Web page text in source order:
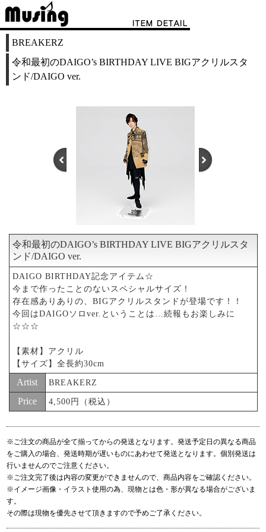
BREAKERZ
令和最初のDAIGO’s BIRTHDAY LIVE BIGアクリルスタ
ンド/DAIGO ver.
令和最初のDAIGO’s BIRTHDAY LIVE BIGアクリルスタ
ンド/DAIGO ver.
DAIGO BIRTHDAY記念アイテム☆
今まで作ったことのないスペシャルサイズ！
存在感ありありの、BIGアクリルスタンドが登場です！！
今回はDAIGOソロver.ということは…続報もお楽しみに
☆☆☆
【素材】アクリル
【サイズ】全長約30cm
Artist BREAKERZ
Price 4,500円（税込）
※ご注文の商品が全て揃ってからの発送となります。発送予定日の異なる商品
をご購入の場合、発送時期が遅いものにあわせて発送となります。個別発送は
行いませんのでご注意ください。
※ご注文完了後は内容の変更ができませんので、商品内容をご確認ください。
※イメージ画像・イラスト使用の為、現物とは色・形が異なる場合がございま
す。
その際は現物を優先させて頂きますので予めご了承ください。